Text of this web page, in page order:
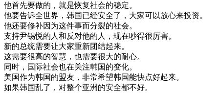
他首先要做的 ， 就是恢复社会的稳定。
他要告诉全世界 ， 韩国已经安全了 ， 大家可以放心来投资。
他还要修补因为这件事而分裂的社会。
支持尹锡悦的人和反对他的人 ， 现在吵得很厉害。
新的总统需要让大家重新团结起来。
这需要很高的智慧 ， 也需要很大的耐心。
同时 ， 国际社会也在关注韩国的变化。
美国作为韩国的盟友 ， 非常希望韩国能快点好起来。
如果韩国乱了 ， 对整个亚洲 的安全都不好。